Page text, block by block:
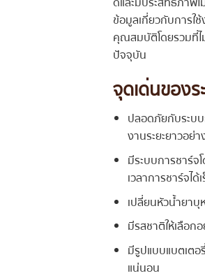
ข้อมูลเกี่ยวกับการใ
คุณสมบัติโดยรวมที่ไ
ปัจจุบัน
จุดเด่นของ
ปลอดภัยกับระบบ
งานระยะยาวอย่
มีระบบการชาร์จ
เวลาการชาร์จไ
เปลี่ยนหัวน้ำยาบุ
มีรสชาติให้เลือ
มีรูปแบบแบตเตอ
แน่นอน